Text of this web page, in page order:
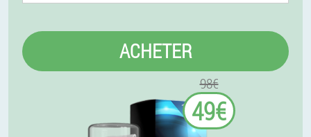
ACHETER
98€
49€